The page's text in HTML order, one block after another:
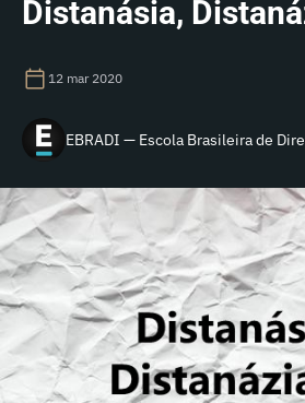
Distanásia,
12 mar 2020
EBRADI — Escola Brasileira de